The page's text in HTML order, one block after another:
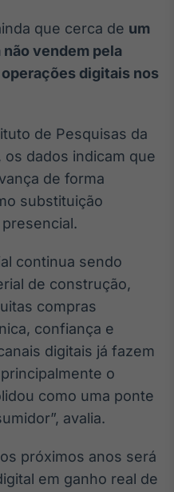
que cerca de um
vendem pela
digitais nos
de Pesquisas da
os dados indicam que
de forma
substituição
continua sendo
de construção,
compras
confiança e
digitais já fazem
o
como uma ponte
avalia.
próximos anos será
em ganho real de